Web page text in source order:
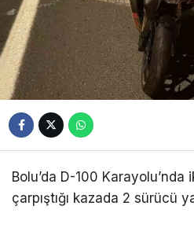
Bolu’da D-100
çarpıştığı kazada 2 sürücü